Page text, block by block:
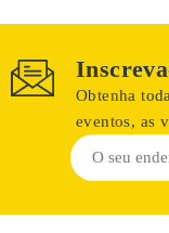
Obtenha
eventos, as